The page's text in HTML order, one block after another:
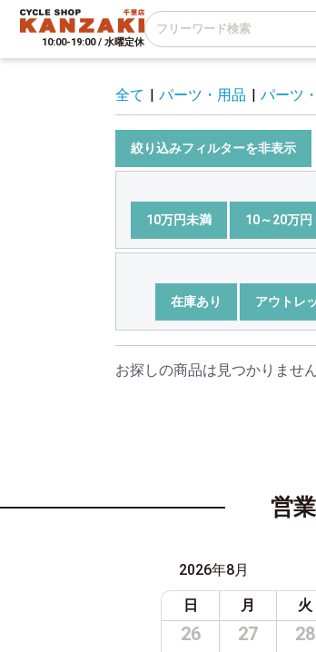
10:00-19:00 / 水曜定休
全て | パーツ・用品 | パーツ
絞り込みフィルターを非表示
10万円未満 10～20万円
在庫あり アウトレ
お探しの商品は見つかりませ
営
2026年8月
日 月 火
26 27 28